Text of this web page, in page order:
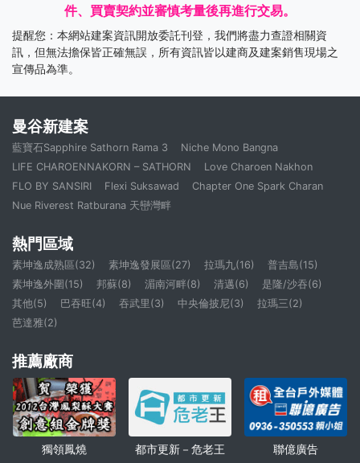
件、買賣契約並審慎考量後再進行交易。
提醒您：本網站建案資訊開放委託刊登，我們將盡力查證相關資
訊，但無法擔保皆正確無誤，所有資訊皆以建商及建案銷售現場之
宣傳品為準。
曼谷新建案
藍寶石Sapphire Sathorn Rama 3
Niche Mono Bangna
LIFE CHAROENNAKORN – SATHORN
Love Charoen Nakhon
FLO BY SANSIRI
Flexi Suksawad
Chapter One Spark Charan
Nue Riverest Ratburana 天巒灣畔
熱門區域
素坤逸成熟區(32) 素坤逸發展區(27) 拉瑪九(16)
普吉島(15)
素坤逸外圍(15)
邦蘇(8) 湄南河畔(8) 清邁(6)
是隆/沙吞(6)
其他(5)
巴吞旺(4) 吞武里(3) 中央倫披尼(3)
拉瑪三(2)
芭達雅(2)
推薦廠商
獨領鳳燒 都市更新－危老王 聯億廣告